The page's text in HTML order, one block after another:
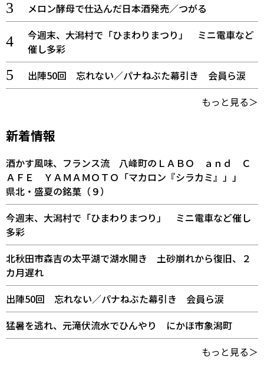
メロン酵母で仕込んだ日本酒発売／つがる
今週末、大潟村で「ひまわりまつり」 ミニ電車など
催し多彩
出陣50回 忘れない／パナねぶた幕引き 会員ら涙
もっと見る＞
新着情報
酒かす風味、フランス流 八峰町のＬＡＢＯ ａｎｄ Ｃ
ＡＦＥ ＹＡＭＡＭＯＴＯ「マカロン『シラカミ』」」
県北・盛夏の銘菓（９）
今週末、大潟村で「ひまわりまつり」 ミニ電車など催し
多彩
北秋田市森吉の太平湖で湖水開き 土砂崩れから復旧、２
カ月遅れ
出陣50回 忘れない／パナねぶた幕引き 会員ら涙
猛暑を逃れ、元滝伏流水でひんやり にかほ市象潟町
もっと見る＞